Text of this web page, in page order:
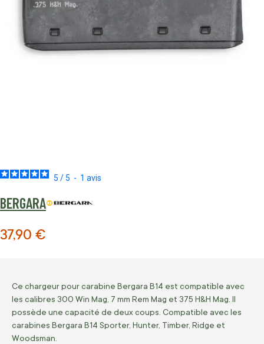
5 /5 - 1 avis
BERGARA
37,90 €
Ce chargeur pour carabine Bergara B14 est compatible avec
les calibres 300 Win Mag, 7 mm Rem Mag et 375 H&H Mag. Il
possède une capacité de deux coups. Compatible avec les
carabines Bergara B14 Sporter, Hunter, Timber, Ridge et
Woodsman.